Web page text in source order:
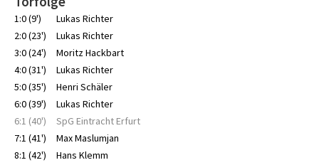
1:0 (9')
Lukas Richter
2:0 (23')
Lukas Richter
3:0 (24')
Moritz Hackbart
4:0 (31')
Lukas Richter
5:0 (35')
Henri Schäler
6:0 (39')
Lukas Richter
6:1 (40')
SpG Eintracht Erfurt
7:1 (41')
Max Maslumjan
8:1 (42')
Hans Klemm